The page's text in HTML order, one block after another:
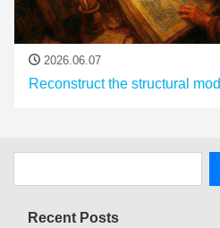
2026.06.07
Reconstruct the structural
Recent Posts